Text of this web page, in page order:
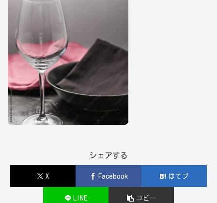
シェアする
X Facebook はてブ
LINE コピー